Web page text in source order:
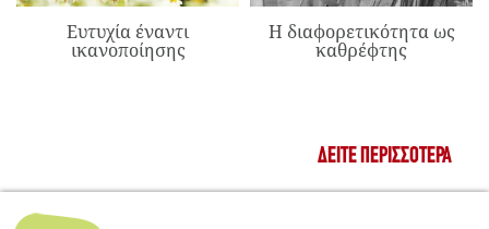
Ευτυχία έναντι
ικανοποίησης
Η διαφορετικότητα ως
καθρέφτης
ΔΕΊΤΕ ΠΕΡΙΣΣΌΤΕΡΑ